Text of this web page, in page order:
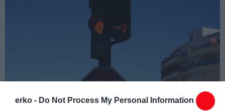
erko - Do Not Process My Personal Information